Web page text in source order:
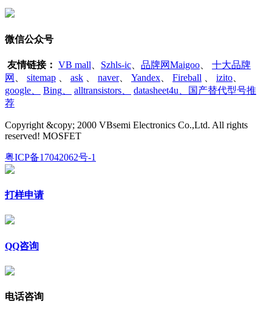
微信公众号
友情链接： VB mall Szhls-ic 品牌网Maigoo
十大品牌
网
sitemap ask naver、 Yandex Fireball izito
google
Bing alltransistors
datasheet4u、国产替代型号推
荐
Copyright &copy; 2000 VBsemi Electronics Co.,Ltd. All rights
reserved! MOSFET
粤ICP备17042062号-1
打样申请
QQ咨询
电话咨询